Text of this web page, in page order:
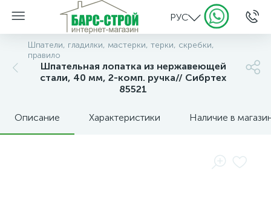
РУС
Шпатели, гладилки, мастерки, терки, скребки,
правило
Шпательная лопатка из нержавеющей
стали, 40 мм, 2-комп. ручка// Сибртех
85521
Описание Характеристики Наличие в